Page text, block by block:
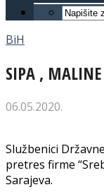
BiH
SIPA , MALINE
06.05.2020.
Službenici
pretres firme
Sarajeva.